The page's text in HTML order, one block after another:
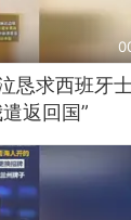
恳求西班牙
返回国”